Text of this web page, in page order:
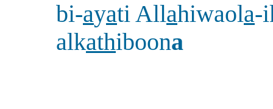
bi-ayati Allahiwaola-
alkathiboona